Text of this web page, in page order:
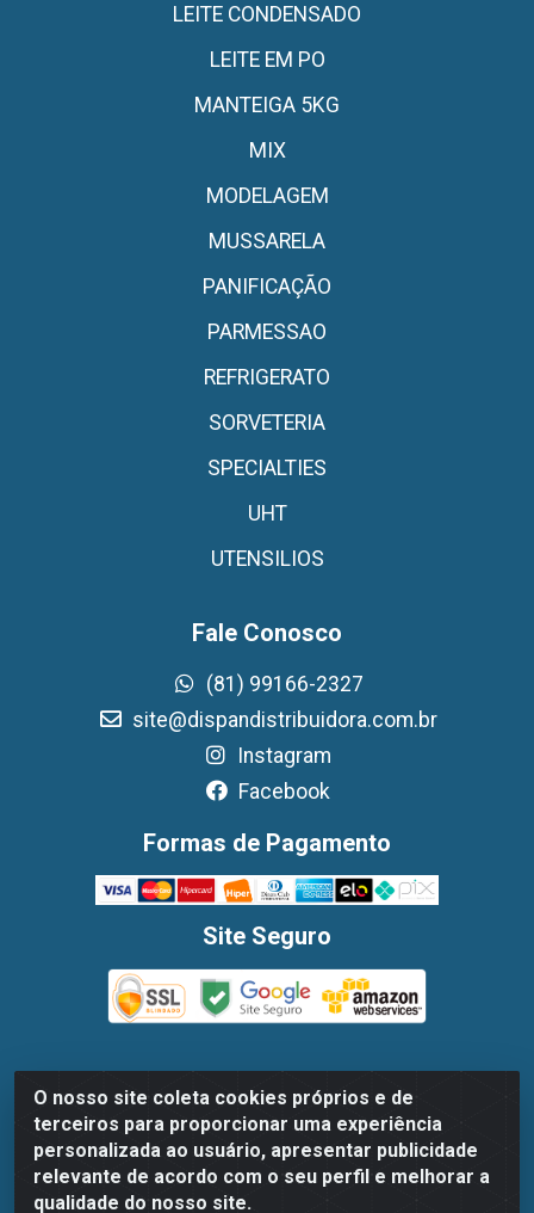
O nosso site coleta cookies próprios e de
terceiros para proporcionar uma experiência
personalizada ao usuário, apresentar publicidade
relevante de acordo com o seu perfil e melhorar a
qualidade do nosso site.
LEITE CONDENSADO
LEITE EM PO
MANTEIGA 5KG
MIX
MODELAGEM
MUSSARELA
PANIFICAÇÃO
PARMESSAO
REFRIGERATO
SORVETERIA
SPECIALTIES
UHT
UTENSILIOS
Fale Conosco
(81) 99166-2327
site@dispandistribuidora.com.br
Instagram
Facebook
Formas de Pagamento
Site Seguro
Dispan Distribuidora de Alimentos LTDA - Avenida
Marechal Mascarenhas De Moraes, 1048- Imbiribeira,
Recife/PE - CEP 51.170-000 - CNPJ 30.779.584/0003-78